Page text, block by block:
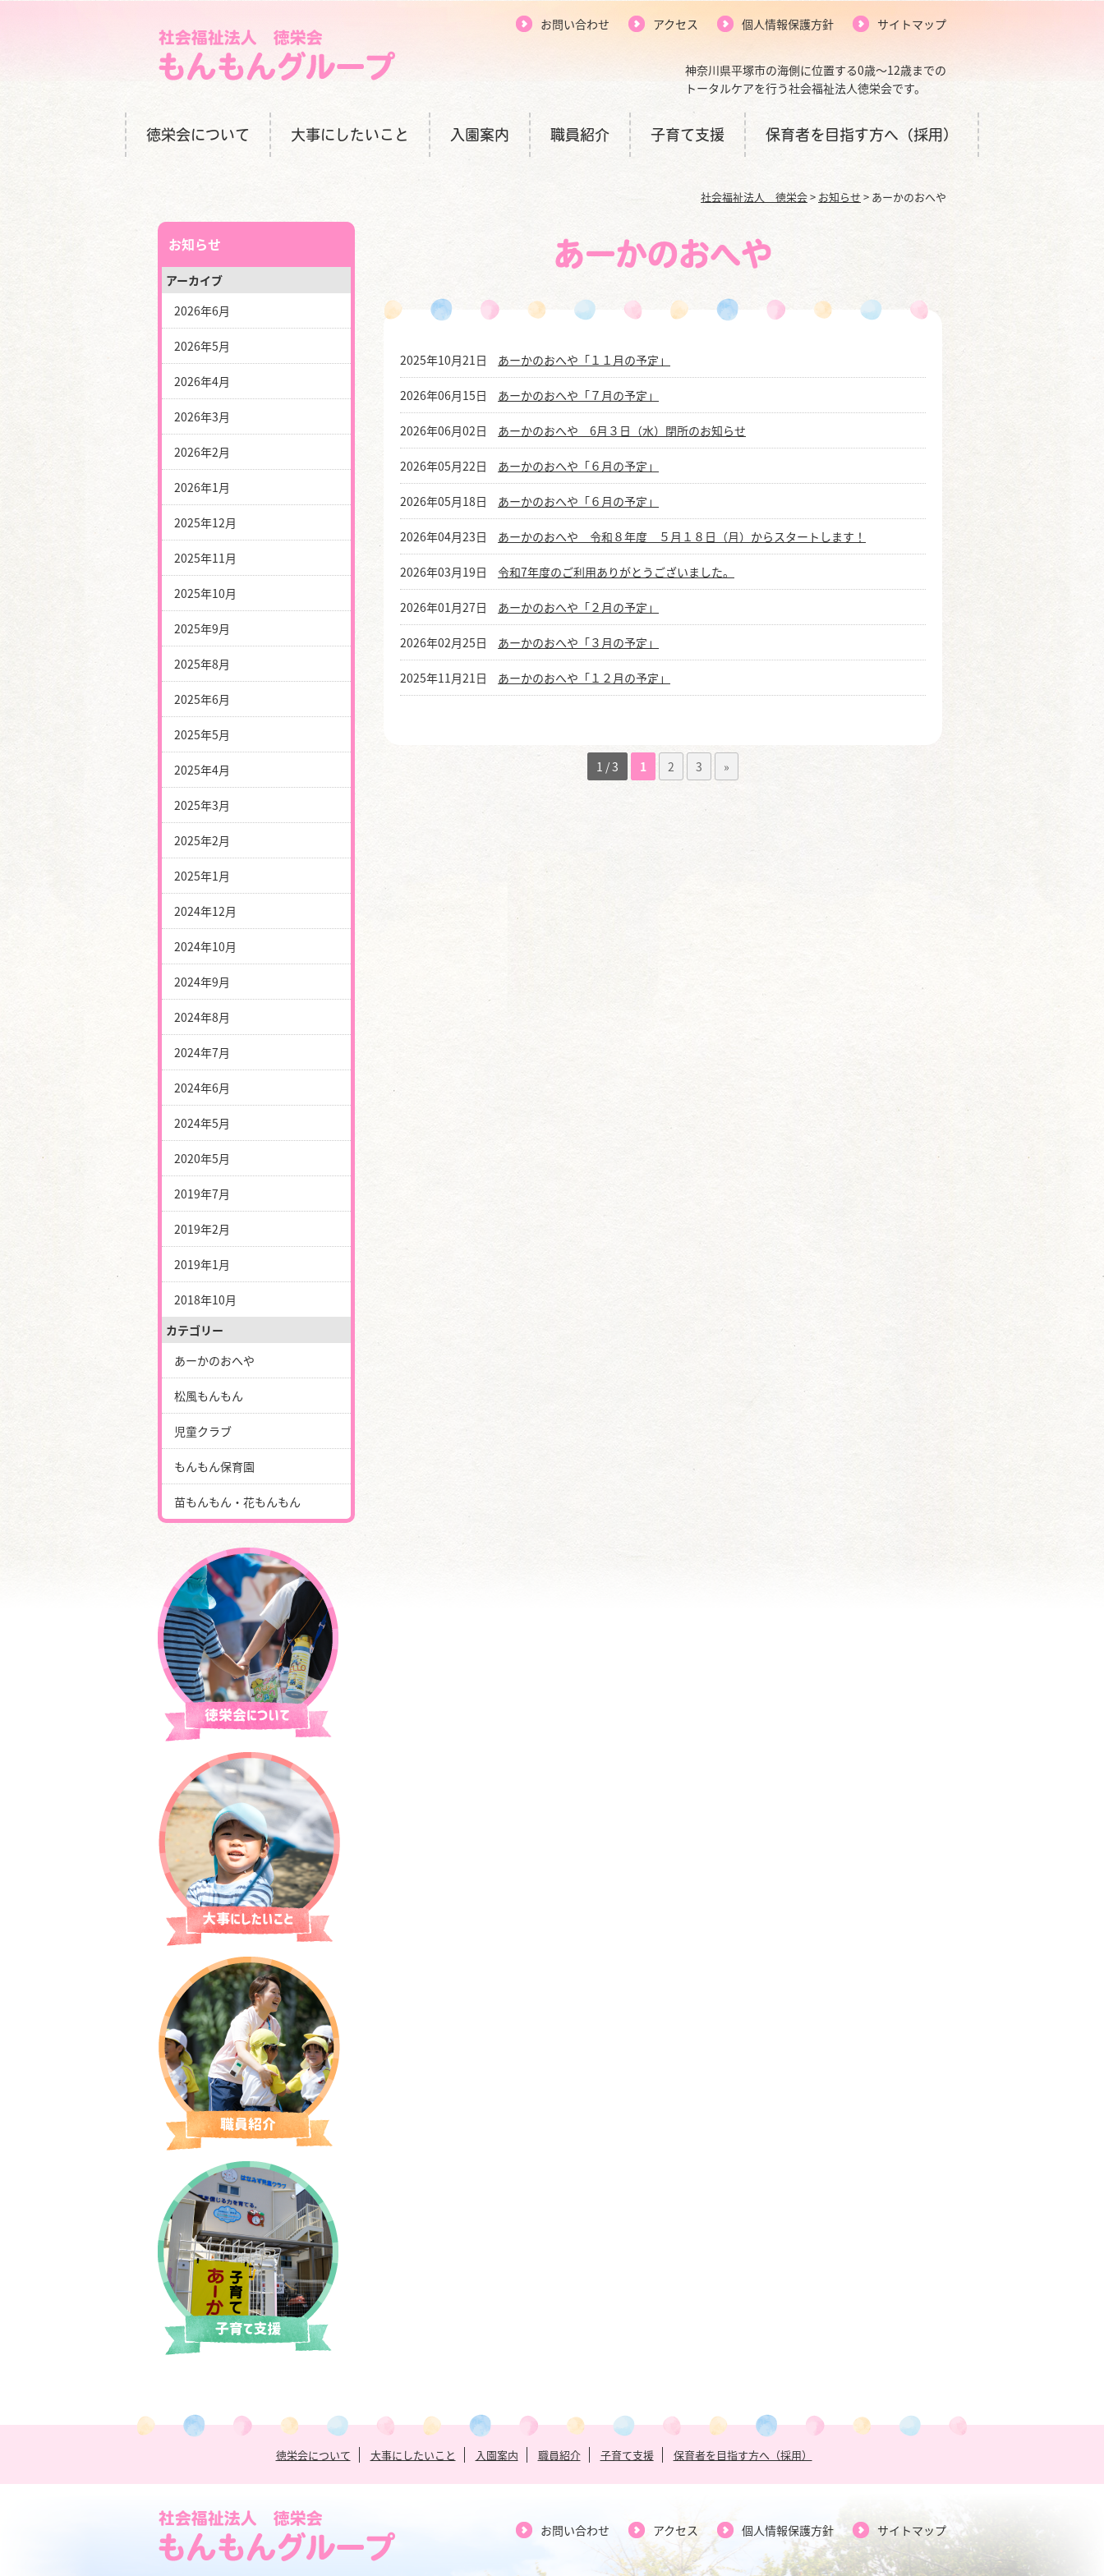
お問い合わせ アクセス 個人情報保護方針 サイトマップ
神奈川県平塚市の海側に位置する0歳～12歳までの
トータルケアを行う社会福祉法人徳栄会です。
徳栄会について 大事にしたいこと 入園案内 職員紹介 子育て支援 保育者を目指す方へ（採用）
社会福祉法人 徳栄会> お知らせ > あーかのおへや
あーかのおへや
2025年10月21日 あーかのおへや「１１月の予定」
2026年06月15日 あーかのおへや「７月の予定」
2026年06月02日 あーかのおへや 6月３日（水）閉所のお知らせ
2026年05月22日 あーかのおへや「６月の予定」
2026年05月18日 あーかのおへや「６月の予定」
2026年04月23日 あーかのおへや 令和８年度 ５月１８日（月）からスタートします！
2026年03月19日 令和7年度のご利用ありがとうございました。
2026年01月27日 あーかのおへや「２月の予定」
2026年02月25日 あーかのおへや「３月の予定」
2025年11月21日 あーかのおへや「１２月の予定」
1 / 3 1 2 3 »
お知らせ
アーカイブ
2026年6月
2026年5月
2026年4月
2026年3月
2026年2月
2026年1月
2025年12月
2025年11月
2025年10月
2025年9月
2025年8月
2025年6月
2025年5月
2025年4月
2025年3月
2025年2月
2025年1月
2024年12月
2024年10月
2024年9月
2024年8月
2024年7月
2024年6月
2024年5月
2020年5月
2019年7月
2019年2月
2019年1月
2018年10月
カテゴリー
あーかのおへや
松風もんもん
児童クラブ
もんもん保育園
苗もんもん・花もんもん
徳栄会について 大事にしたいこと 入園案内 職員紹介 子育て支援 保育者を目指す方へ（採用）
お問い合わせ アクセス 個人情報保護方針 サイトマップ